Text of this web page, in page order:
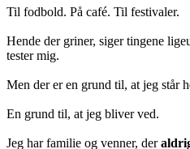
Til fodbold. På café. Til festivaler.
Hende der griner, siger tingene
tester mig.
Men der er en grund til, at jeg står
En grund til, at jeg bliver ved.
Jeg har familie og venner, der